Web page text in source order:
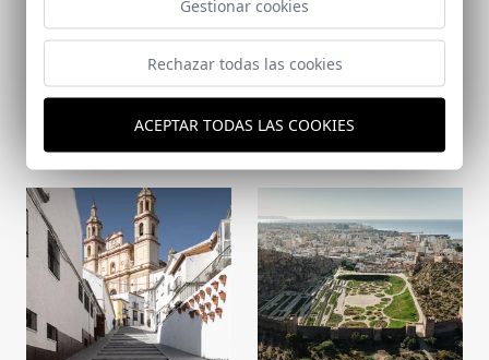
EL PAÍS
Centro de Recepción
de Visitantes de
Colonia Clunia Sulpicia
Ampliación del centro
hospitalario
dominicano San Martín
de Porres en Yaoundé
Gestionar cookies
Rechazar todas las cookies
ACEPTAR TODAS LAS COOKIES